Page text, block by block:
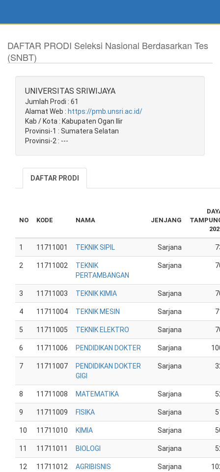
DAFTAR PRODI Seleksi Nasional Berdasarkan Tes
(SNBT)
UNIVERSITAS SRIWIJAYA
Jumlah Prodi : 61
Alamat Web : https://pmb.unsri.ac.id/
Kab / Kota : Kabupaten Ogan Ilir
Provinsi-1 : Sumatera Selatan
Provinsi-2 : ---
DAFTAR PRODI
NO KODE NAMA JENJANG
1 11711001 TEKNIK SIPIL Sarjana
2 11711002
TEKNIK
PERTAMBANGAN
Sarjana
3 11711003 TEKNIK KIMIA Sarjana
4 11711004 TEKNIK MESIN Sarjana
5 11711005 TEKNIK ELEKTRO Sarjana
6 11711006 PENDIDIKAN DOKTER Sarjana
7 11711007
PENDIDIKAN DOKTER
GIGI
Sarjana
8 11711008 MATEMATIKA Sarjana
9 11711009 FISIKA Sarjana
10 11711010 KIMIA Sarjana
11 11711011 BIOLOGI Sarjana
12 11711012 AGRIBISNIS Sarjana